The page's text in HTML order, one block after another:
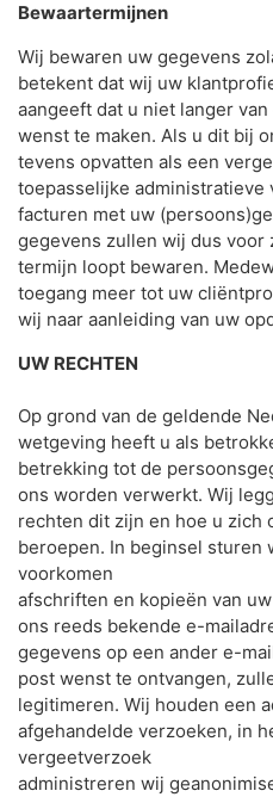
Bewaartermijnen
Wij bewaren uw gegevens
betekent dat wij uw
aangeeft dat u niet langer
wenst te maken. Als u dit bij
tevens opvatten als een
toepasselijke
facturen met uw
gegevens zullen wij dus voor
termijn loopt bewaren.
toegang meer tot uw
wij naar aanleiding van uw
UW RECHTEN
Op grond van de geldende
wetgeving heeft u als
betrekking tot de
ons worden verwerkt. Wij
rechten dit zijn en hoe u zich
beroepen. In beginsel sturen
voorkomen
afschriften en kopieën van
ons reeds bekende e-
gegevens op een ander e-
post wenst te ontvangen,
legitimeren. Wij houden een
afgehandelde verzoeken, in
vergeetverzoek
administreren wij